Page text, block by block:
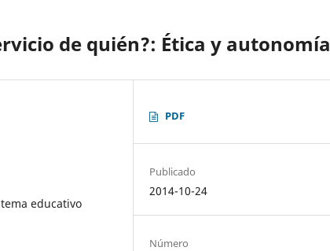
de quién?: Ética y autonomía
educativo
PDF
Publicado
2014-10-24
Número